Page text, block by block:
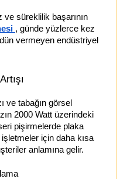
ve süreklilik başarının
, günde yüzlerce kez
vermeyen endüstriyel
ve tabağın görsel
2000 Watt üzerindeki
pişirmelerde plaka
işletmeler için daha kısa
anlamına gelir.